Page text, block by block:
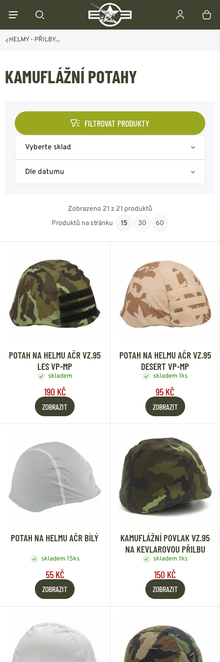
HELMY - PŘILBY...
KAMUFLÁŽNÍ POTAHY
Vyberte sklad
Skladem na eshopu
Skladem Ostrava
Od nejnovějšího
Od nejlevnějšího
Od nejdražšího
Dle datumu
FILTROVAT PRODUKTY
Zobrazeno 21 z 21 produktů
Produktů na stránku
15 30 60
POTAH NA HELMU AČR VZ.95
LES VP-MP
skladem
190 KČ
ZOBRAZIT
POTAH NA HELMU AČR VZ.95
DESERT VP-MP
skladem 1ks
95 KČ
ZOBRAZIT
POTAH NA HELMU AČR BÍLÝ
skladem 15ks
55 KČ
ZOBRAZIT
KAMUFLÁŽNÍ POVLAK VZ.95
NA KEVLAROVOU PŘILBU
skladem 1ks
150 KČ
ZOBRAZIT